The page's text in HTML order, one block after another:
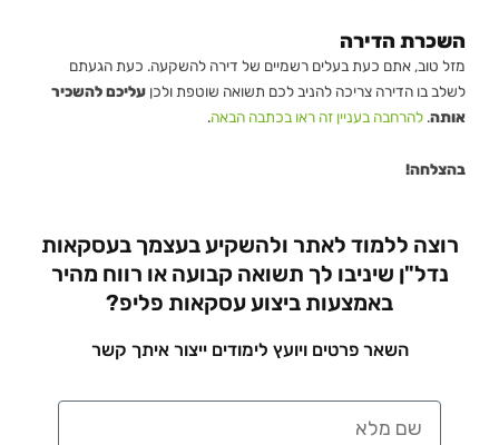
השכרת הדירה
מזל טוב, אתם כעת בעלים רשמיים של דירה להשקעה. כעת הגעתם
לשלב בו הדירה צריכה להניב לכם תשואה שוטפת ולכן עליכם להשכיר
אותה. להרחבה בעניין זה ראו בכתבה הבאה.
בהצלחה!
רוצה ללמוד לאתר ולהשקיע בעצמך בעסקאות
נדל"ן שיניבו לך תשואה קבועה או רווח מהיר
באמצעות ביצוע עסקאות פליפ?
השאר פרטים ויועץ לימודים ייצור איתך קשר